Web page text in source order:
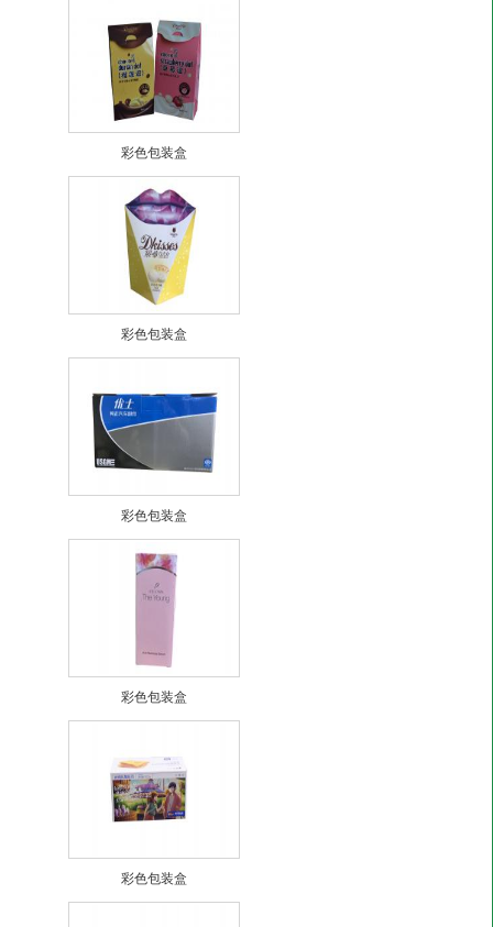
彩色包装盒
彩色包装盒
彩色包装盒
彩色包装盒
彩色包装盒